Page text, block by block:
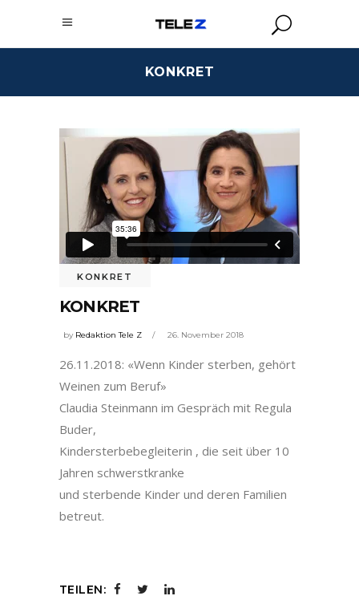
KONKRET
KONKRET
KONKRET
by Redaktion Tele Z 26. November 2018
26.11.2018: «Wenn Kinder sterben, gehört
Weinen zum Beruf»
Claudia Steinmann im Gespräch mit Regula
Buder,
Kindersterbebegleiterin , die seit über 10
Jahren schwerstkranke
und sterbende Kinder und deren Familien
betreut.
TEILEN: